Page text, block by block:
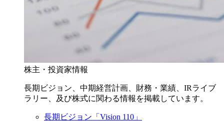
株主・投資家情報
長期ビジョン、中期経営計画、財務・業績、IRライブ
ラリー、及び株式に関わる情報を掲載しています。
長期ビジョン「Vision 110」